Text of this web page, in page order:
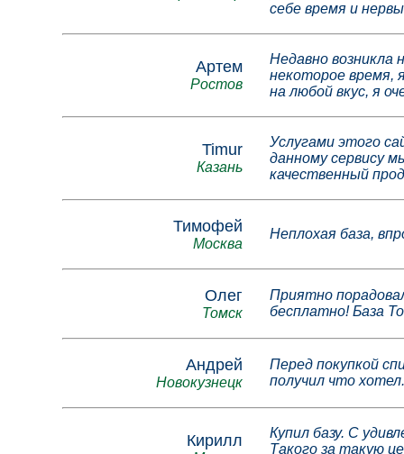
себе время и
Артем
Ростов
Недавно возникла
некоторое время,
на любой вкус, я
Timur
Казань
Услугами этого
данному сервису
качественный
Тимофей
Москва
Неплохая база,
Олег
Томск
Приятно
бесплатно! База
Андрей
Новокузнецк
Перед покупкой
получил что
Кирилл
Купил базу. С
Такого за такую